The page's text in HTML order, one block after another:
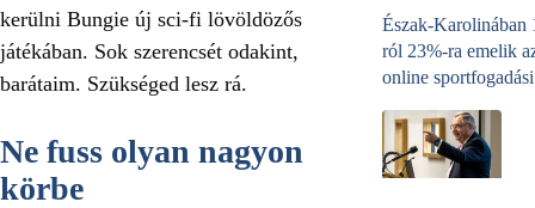
kerülni Bungie új sci‑fi lövöldözős
játékában. Sok szerencsét odakint,
barátaim. Szükséged lesz rá.
Ne fuss olyan nagyon
körbe
Észak-Karolinában
ról 23%-ra emelik
online